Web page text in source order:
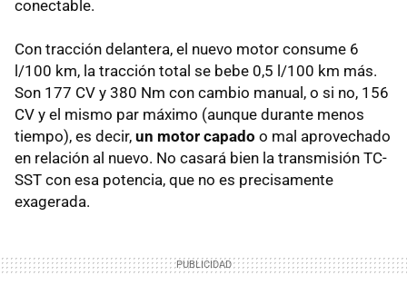
conectable.
Con tracción delantera, el nuevo motor consume 6
l/100 km, la tracción total se bebe 0,5 l/100 km más.
Son 177 CV y 380 Nm con cambio manual, o si no, 156
CV y el mismo par máximo (aunque durante menos
tiempo), es decir, un motor capado o mal aprovechado
en relación al nuevo. No casará bien la transmisión TC-
SST con esa potencia, que no es precisamente
exagerada.